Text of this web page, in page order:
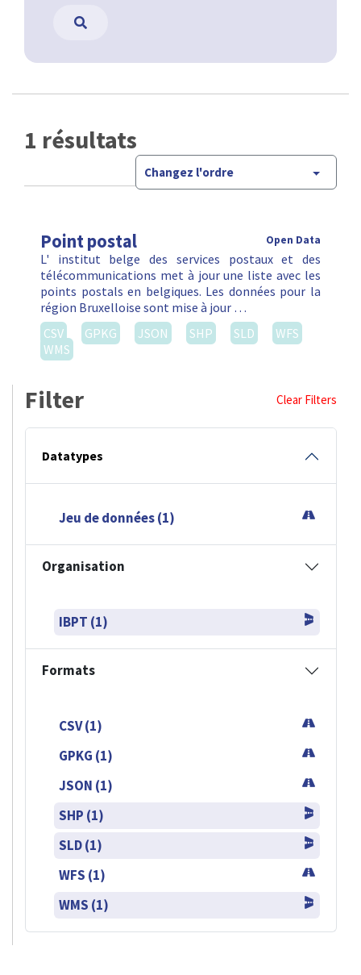
1 résultats
Changez l'ordre
Point postal Open Data
L' institut belge des services postaux et des
télécommunications met à jour une liste avec les
points postals en belgiques. Les données pour la
région Bruxelloise sont mise à jour …
CSV
GPKG JSON SHP SLD
WFS
WMS
Filter Clear Filters
Datatypes
Jeu de données (1)
Organisation
IBPT (1)
Formats
CSV (1)
GPKG (1)
JSON (1)
SHP (1)
SLD (1)
WFS (1)
WMS (1)